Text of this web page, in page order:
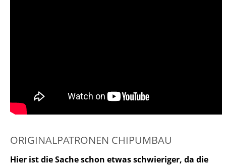
ORIGINALPATRONEN CHIPUMBAU
Hier ist die Sache schon etwas schwieriger, da die